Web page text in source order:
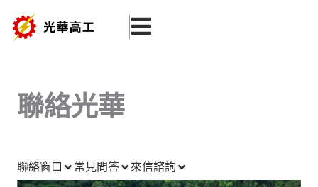
聯絡光華
聯絡窗口 常見問答 來信諮詢